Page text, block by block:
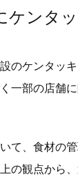
ケンタ
のケンタッ
一部の店舗
て、食材の
の観点から